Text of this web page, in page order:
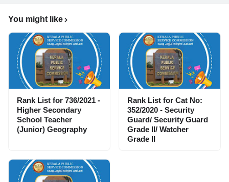
You might like
Rank List for 736/2021 -
Higher Secondary
School Teacher
(Junior) Geography
Rank List for Cat No:
352/2020 - Security
Guard/ Security Guard
Grade II/ Watcher
Grade II